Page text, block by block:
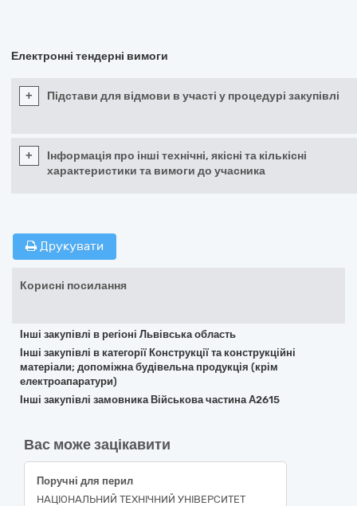
Електронні тендерні вимоги
+ Підстави для відмови в участі у процедурі закупівлі
+
Інформація про інші технічні, якісні та кількісні
характеристики та вимоги до учасника
Друкувати
Корисні посилання
Інші закупівлі в регіоні Львівська область
Інші закупівлі в категорії Конструкції та конструкційні
матеріали; допоміжна будівельна продукція (крім
електроапаратури)
Інші закупівлі замовника Військова частина А2615
Вас може зацікавити
Поручні для перил
НАЦІОНАЛЬНИЙ ТЕХНІЧНИЙ УНІВЕРСИТЕТ